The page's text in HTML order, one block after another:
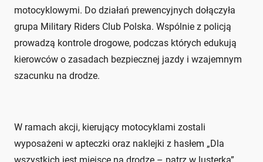
motocyklowymi. Do działań prewencyjnych dołączyła
grupa Military Riders Club Polska. Wspólnie z policją
prowadzą kontrole drogowe, podczas których edukują
kierowców o zasadach bezpiecznej jazdy i wzajemnym
szacunku na drodze.
W ramach akcji, kierujący motocyklami zostali
wyposażeni w apteczki oraz naklejki z hasłem „Dla
wszystkich jest miejsce na drodze – patrz w lusterka”.